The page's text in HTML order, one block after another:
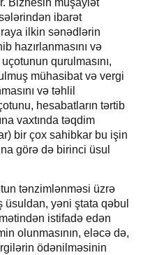
ibarət
ilkin sənədlərin
hazırlanmasını və
qurulmasını,
mühasibat və vergi
və təhlil
hesabatların tərtib
vaxtında təqdim
bir çox sahibkar bu işin
görə də birinci üsul
tənzimlənməsi üzrə
üsuldan, yəni ştata qəbul
istifadə edən
olunmasının, eləcə də,
ödənilməsinin